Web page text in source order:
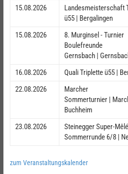
15.08.2026
Landesmeisterschaft
ü55 | Bergalingen
15.08.2026
8. Murginsel - Turnier
Boulefreunde
Gernsbach |
16.08.2026
Quali Triplette ü55 |
22.08.2026
Marcher
Sommerturnier |
Buchheim
23.08.2026
Steinegger Super-
Sommerrunde 6/8 |
zum Veranstaltungskalender